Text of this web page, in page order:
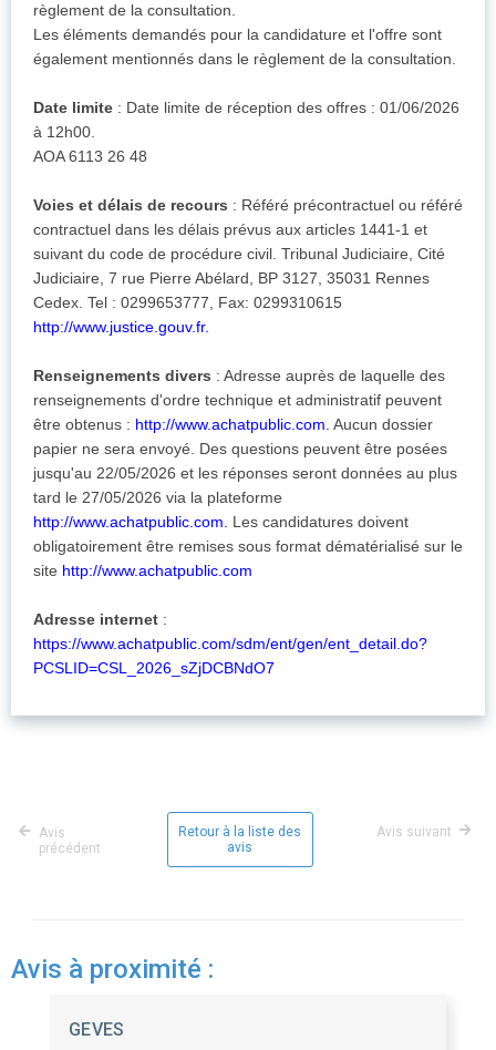
règlement de la consultation.
Les éléments demandés pour la candidature et l'offre sont
également mentionnés dans le règlement de la consultation.
Date limite : Date limite de réception des offres : 01/06/2026
à 12h00.
AOA 6113 26 48
Voies et délais de recours : Référé précontractuel ou référé
contractuel dans les délais prévus aux articles 1441-1 et
suivant du code de procédure civil. Tribunal Judiciaire, Cité
Judiciaire, 7 rue Pierre Abélard, BP 3127, 35031 Rennes
Cedex. Tel : 0299653777, Fax: 0299310615
http://www.justice.gouv.fr.
Renseignements divers : Adresse auprès de laquelle des
renseignements d'ordre technique et administratif peuvent
être obtenus : http://www.achatpublic.com. Aucun dossier
papier ne sera envoyé. Des questions peuvent être posées
jusqu'au 22/05/2026 et les réponses seront données au plus
tard le 27/05/2026 via la plateforme
http://www.achatpublic.com. Les candidatures doivent
obligatoirement être remises sous format dématérialisé sur le
site http://www.achatpublic.com
Adresse internet :
https://www.achatpublic.com/sdm/ent/gen/ent_detail.do?
PCSLID=CSL_2026_sZjDCBNdO7
Avis
précédent
Retour à la liste des
avis
Avis suivant
Avis à proximité :
GEVES